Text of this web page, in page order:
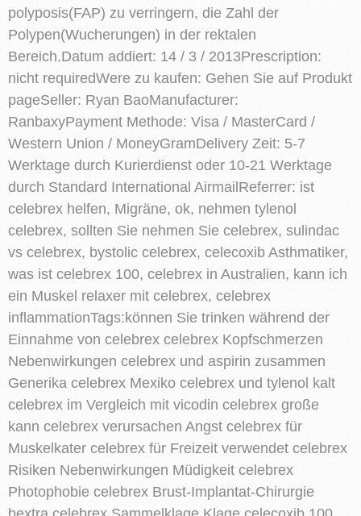
polyposis(FAP) zu verringern, die Zahl der
Polypen(Wucherungen) in der rektalen
Bereich.Datum addiert: 14 / 3 / 2013Prescription:
nicht requiredWere zu kaufen: Gehen Sie auf Produkt
pageSeller: Ryan BaoManufacturer:
RanbaxyPayment Methode: Visa / MasterCard /
Western Union / MoneyGramDelivery Zeit: 5-7
Werktage durch Kurierdienst oder 10-21 Werktage
durch Standard International AirmailReferrer: ist
celebrex helfen, Migräne, ok, nehmen tylenol
celebrex, sollten Sie nehmen Sie celebrex, sulindac
vs celebrex, bystolic celebrex, celecoxib Asthmatiker,
was ist celebrex 100, celebrex in Australien, kann ich
ein Muskel relaxer mit celebrex, celebrex
inflammationTags:können Sie trinken während der
Einnahme von celebrex celebrex Kopfschmerzen
Nebenwirkungen celebrex und aspirin zusammen
Generika celebrex Mexiko celebrex und tylenol kalt
celebrex im Vergleich mit vicodin celebrex große
kann celebrex verursachen Angst celebrex für
Muskelkater celebrex für Freizeit verwendet celebrex
Risiken Nebenwirkungen Müdigkeit celebrex
Photophobie celebrex Brust-Implantat-Chirurgie